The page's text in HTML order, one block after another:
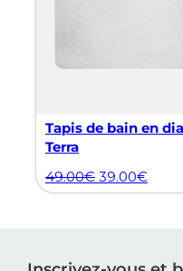
Tapis de bain en
Terra
49.00€ 39.00€